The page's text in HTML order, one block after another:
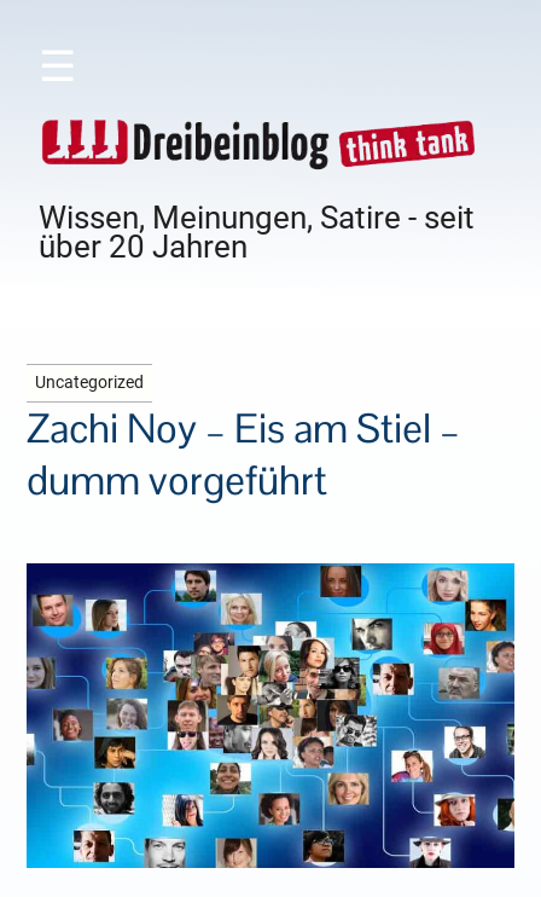
☰
Wissen, Meinungen, Satire - seit
über 20 Jahren
Uncategorized
Zachi Noy – Eis am Stiel –
dumm vorgeführt